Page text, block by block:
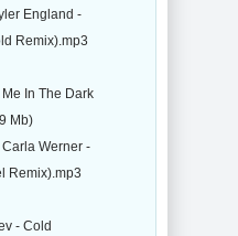
England -
Remix).mp3
In The Dark
Mb)
Werner -
Remix).mp3
- Cold